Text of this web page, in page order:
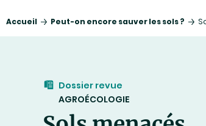
Accueil Peut-on encore sauver les sols ?
Dossier revue
AGROÉCOLOGIE